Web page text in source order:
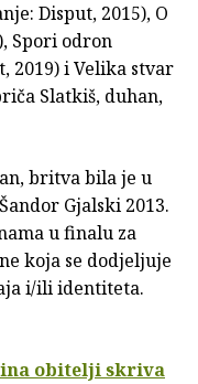
Disput, 2015), O
Spori odron
2019) i Velika stvar
Slatkiš, duhan,
britva bila je u
Gjalski 2013.
u finalu za
koja se dodjeljuje
i/ili identiteta.
obitelji skriva